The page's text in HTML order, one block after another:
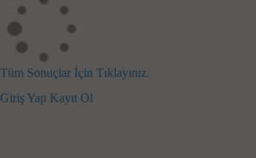
Tüm Sonuçlar İçin Tıklayınız.
Giriş Yap Kayıt Ol